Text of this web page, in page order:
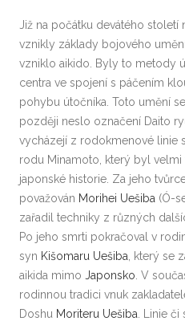
Již na počátku devátého století
vznikly základy bojového
vzniklo aikido. Byly to metody
centra ve spojení s páčením
pohybu útočníka. Toto umění
později neslo označení Daito
vycházejí z rodokmenové linie
rodu Minamoto, který byl
japonské historie. Za jeho
považován Morihei Uešiba (Ó-
zařadil techniky z různých
Po jeho smrti pokračoval v
syn Kišomaru Uešiba , který se
aikida mimo Japonsko . V
rodinnou tradici vnuk
Doshu Moriteru Uešiba . Linie